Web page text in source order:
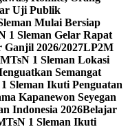
Uji Publik
Mulai Bersiap
1 Sleman Gelar Rapat
Ganjil 2026/2027LP2M
1 Sleman Lokasi
Semangat
Sleman Ikuti Penguatan
Kapanewon Seyegan
Indonesia 2026Belajar
1 Sleman Ikuti